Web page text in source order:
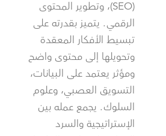
(SEO)، وتطوير المحتوى
الرقمي. يتميز بقدرته على
تبسيط الأفكار المعقدة
وتحويلها إلى محتوى واضح
ومؤثر يعتمد على البيانات،
التسويق العصبي، وعلوم
السلوك. يجمع عمله بين
الإستراتيجية والسرد